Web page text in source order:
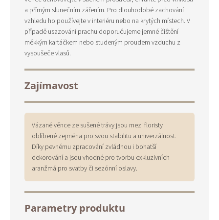
a přímým slunečním zářením. Pro dlouhodobé zachování
vzhledu ho používejte v interiéru nebo na krytých místech. V
případě usazování prachu doporučujeme jemné čištění
měkkým kartáčkem nebo studeným proudem vzduchu z
vysoušeče vlasů.
Zajímavost
Vázané věnce ze sušené trávy jsou mezi floristy
oblíbené zejména pro svou stabilitu a univerzálnost.
Díky pevnému zpracování zvládnou i bohatší
dekorování a jsou vhodné pro tvorbu exkluzivních
aranžmá pro svatby či sezónní oslavy.
Parametry produktu